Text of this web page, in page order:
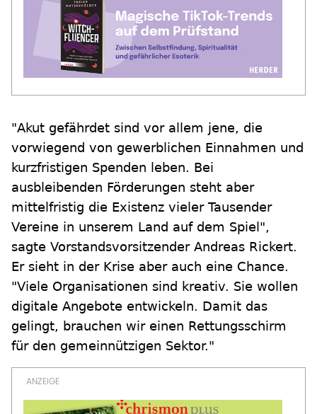
"Akut gefährdet sind vor allem jene, die
vorwiegend von gewerblichen Einnahmen und
kurzfristigen Spenden leben. Bei
ausbleibenden Förderungen steht aber
mittelfristig die Existenz vieler Tausender
Vereine in unserem Land auf dem Spiel",
sagte Vorstandsvorsitzender Andreas Rickert.
Er sieht in der Krise aber auch eine Chance.
"Viele Organisationen sind kreativ. Sie wollen
digitale Angebote entwickeln. Damit das
gelingt, brauchen wir einen Rettungsschirm
für den gemeinnützigen Sektor."